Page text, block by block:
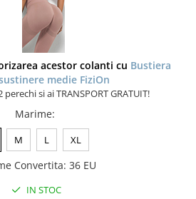
acestor colanti cu Bustiera
medie FiziOn
si ai TRANSPORT GRATUIT!
Marime:
M L XL
Convertita: 36 EU
IN STOC